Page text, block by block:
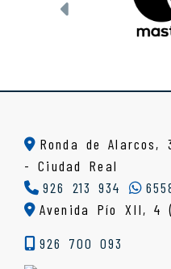
Anterior
Ronda de
-Ciudad Real
926 213 934
Avenida Pío XII, 4
926 700 093